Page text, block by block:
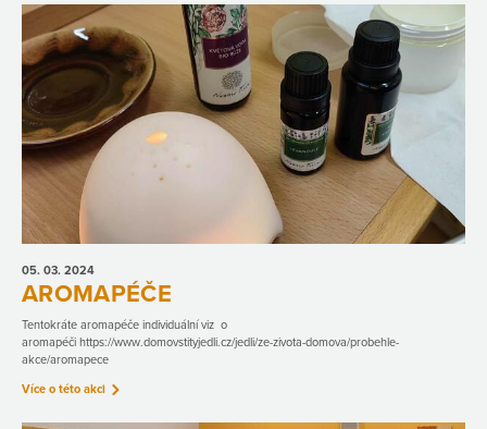
05. 03. 2024
AROMAPÉČE
Tentokráte aromapéče individuální viz o
aromapéči https://www.domovstityjedli.cz/jedli/ze-zivota-domova/probehle-
akce/aromapece
Více o této akci